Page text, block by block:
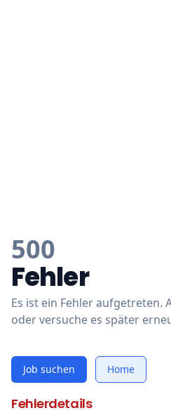
500
Fehler
Es ist ein Fehler aufgetreten.
oder versuche es später
Job suchen Home
Fehlerdetails